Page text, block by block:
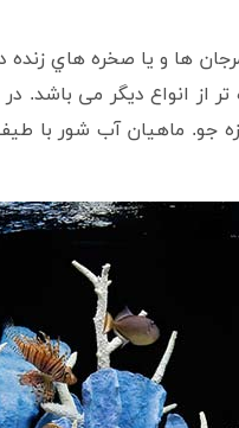
ها و يا صخره هاي زنده
از انواع دیگر می باشد.
جو. ماهیان آب شور با